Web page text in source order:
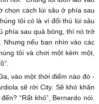
chọn cách lùi sâu ở phía sau
tôi có là vì đối thủ lùi sâu
phía sau quả bóng, thì nó trở
Nhưng nếu bạn nhìn vào các
tôi và chơi một kèm một,
vào một thời điểm nào đó -
sẽ rời City. Sẽ khó khăn
“Rất khó”, Bernardo nói.